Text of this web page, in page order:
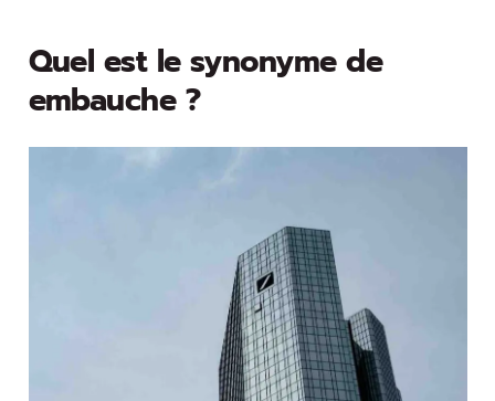
Quel est le synonyme de
embauche ?